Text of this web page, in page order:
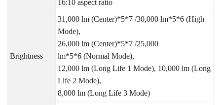
16:10 aspect ratio
Brightness
31,000 lm (Center)*5*7 /30,000 lm*5*6 (High
Mode),
26,000 lm (Center)*5*7 /25,000
lm*5*6 (Normal Mode),
12,000 lm (Long Life 1 Mode), 10,000 lm (Long
Life 2 Mode),
8,000 lm (Long Life 3 Mode)